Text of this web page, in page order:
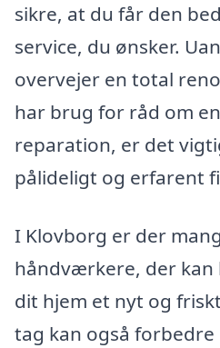
sikre, at du får den
service, du ønsker.
overvejer en total
har brug for råd om
reparation, er det
pålideligt og erfarent
I Klovborg er der
håndværkere, der
dit hjem et nyt og
tag kan også forbedre